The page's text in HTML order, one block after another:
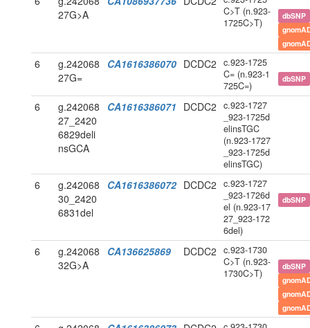
27G>A
C>T (n.923-
1725C>T)
dbSNP
6
g.242068
27G=
CA1616386070 DCDC2
c.923-1725
C= (n.923-1
725C=)
dbSNP
6
g.242068
27_2420
6829deli
nsGCA
CA1616386071 DCDC2
c.923-1727
_923-1725d
elinsTGC
(n.923-1727
_923-1725d
elinsTGC)
6
g.242068
30_2420
6831del
CA1616386072 DCDC2
c.923-1727
_923-1726d
el (n.923-17
27_923-172
6del)
dbSNP
6
g.242068
32G>A
CA136625869 DCDC2
c.923-1730
C>T (n.923-
1730C>T)
dbSNP